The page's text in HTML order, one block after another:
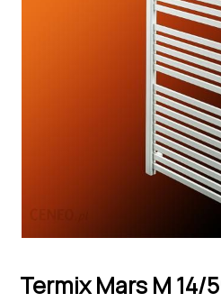
Termix Mars M 14/